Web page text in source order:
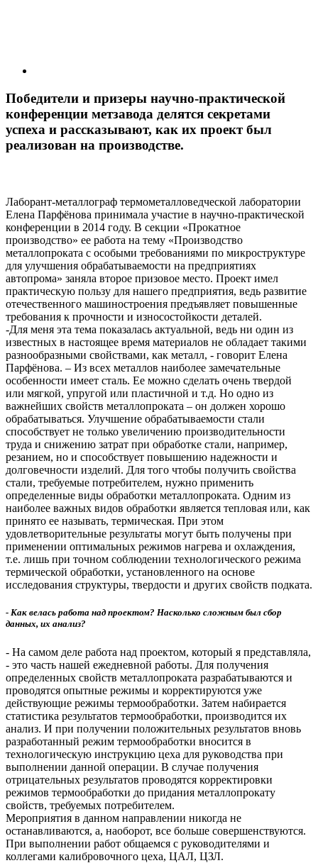
Победители и призеры научно-практической
конференции метзавода делятся секретами
успеха и рассказывают, как их проект был
реализован на производстве.
Лаборант-металлограф термометалловедческой лаборатории
Елена Парфёнова принимала участие в научно-практической
конференции в 2014 году. В секции «Прокатное
производство» ее работа на тему «Производство
металлопроката с особыми требованиями по микроструктуре
для улучшения обрабатываемости на предприятиях
автопрома» заняла второе призовое место. Проект имел
практическую пользу для нашего предприятия, ведь развитие
отечественного машинострое­ния предъявляет повышенные
требования к прочности и износостойкости деталей.
-Для меня эта тема показалась актуальной, ведь ни один из
известных в настоящее время материалов не обладает такими
разнообразными свойствами, как металл, - говорит Елена
Парфёнова. – Из всех металлов наиболее замечательные
особенности имеет сталь. Ее можно сделать очень твердой
или мягкой, упругой или пластичной и т.д. Но одно из
важнейших свойств металлопроката – он должен хорошо
обрабатываться. Улучшение обрабатываемости стали
способствует не только увеличению производительности
труда и снижению затрат при обработке стали, например,
резанием, но и способствует повышению надежности и
долговечности изделий. Для того чтобы получить свойства
стали, требуемые потребителем, нужно применить
определенные виды обработки металлопроката. Одним из
наиболее важных видов обработки является тепловая или, как
принято ее называть, термическая. При этом
удовлетворительные результаты могут быть получены при
применении оптимальных режимов нагрева и охлаждения,
т.е. лишь при точном соблюдении технологического режима
термической обработки, установленного на основе
исследования структуры, твердости и других свойств подката.
- Как велась работа над проектом? Насколько сложным был сбор
данных, их анализ?
- На самом деле работа над проектом, который я представляла,
- это часть нашей ежедневной работы. Для получения
определенных свойств металлопроката разрабатываются и
проводятся опытные режимы и корректируются уже
действующие режимы термообработки. Затем набирается
статистика результатов термообработки, производится их
анализ. И при получении положительных результатов вновь
разработанный режим термообработки вносится в
технологическую инструкцию цеха для руководства при
выполнении данной операции. В случае получения
отрицательных результатов проводятся корректировки
режимов термообработки до придания металлопрокату
свойств, требуемых потребителем.
Мероприятия в данном направлении никогда не
останавливаются, а, наоборот, все больше совершенствуются.
При выполнении работ общаемся с руководителями и
коллегами калибровочного цеха, ЦАЛ, ЦЗЛ.